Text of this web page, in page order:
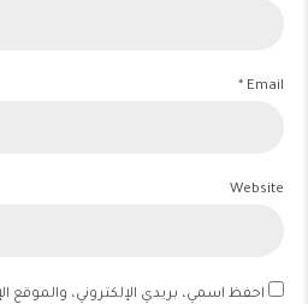
Email *
Website
احفظ اسمي، بريدي الإلكتروني، والموقع